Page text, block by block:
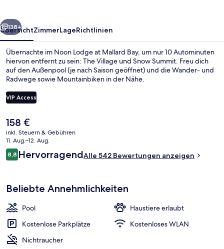
Weiter
138+
ÜbersichtZimmerLageRichtlinien
Übernachte im Noon Lodge at Mallard Bay, um nur 10 Autominuten
hiervon entfernt zu sein: The Village und Snow Summit. Freu dich
auf den Außenpool (je nach Saison geöffnet) und die Wander- und
Radwege sowie Mountainbiken in der Nähe.
VIP Access
Der
aktuelle
Preis
beträgt
158 €.
158 €
inkl. Steuern & Gebühren
11. Aug.–12. Aug.
Bewertungen
8,88,8 von 10.
HervorragendAlle 542 Bewertungen anzeigen
Beliebte Annehmlichkeiten
Pool
Haustiere erlaubt
Kostenlose Parkplätze
Kostenloses WLAN
Nichtraucher